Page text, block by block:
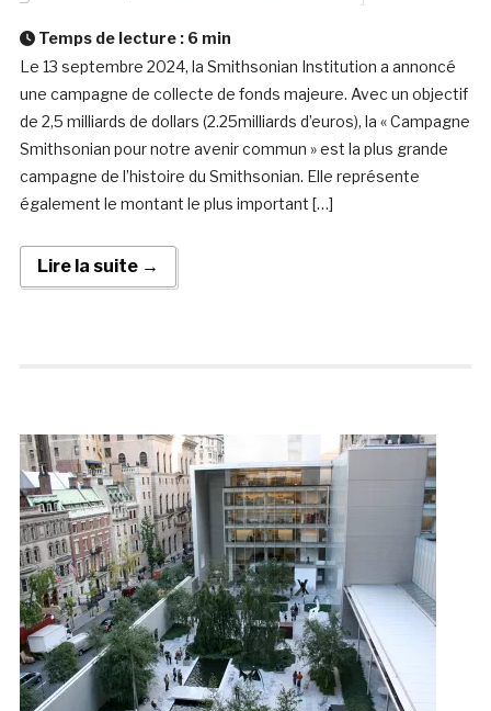
Temps de lecture : 6 min
Le 13 septembre 2024, la Smithsonian Institution a annoncé
une campagne de collecte de fonds majeure. Avec un objectif
de 2,5 milliards de dollars (2.25milliards d’euros), la « Campagne
Smithsonian pour notre avenir commun » est la plus grande
campagne de l’histoire du Smithsonian. Elle représente
également le montant le plus important […]
Lire la suite →